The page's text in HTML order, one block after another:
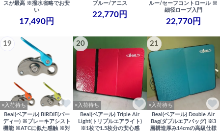
スが最高 ※撥水省略でお安
い
17,490円
ブルー/アニス
22,770円
ルー/セーフコントロール ※
細径ロープ入門
22,770円
19
×入荷待ち
Beal(ベアール) BIRDIE(バー
ディー) ※ブレーキアシスト
機能 ※ATCに似た感触 ※対
20
×入荷待ち
Beal(ベアール) Triple Air
Light(トリプルエアライト)
※1枚で1.5枚分の安心感
21
×入荷待ち
Beal(ベアール) Double Air
Bag(ダブルエアバッグ) ※3
層構造厚み14cmの高級仕様